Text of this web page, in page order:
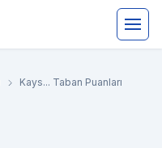
Kays... Taban Puanları